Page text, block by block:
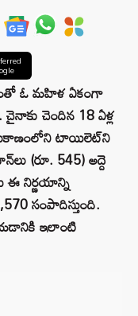
ఓ మహిళ ఏకంగా
చెందిన 18 ఏళ్ల
టాయిలెట్‌ని
(రూ. 545) అద్దె
ఈ నిర్ణయాన్ని
సంపాదిస్తుంది.
ఇలాంటి